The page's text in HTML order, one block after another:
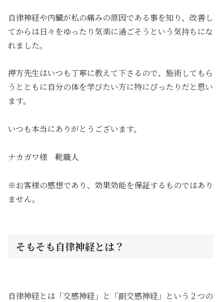
自律神経や内臓が私の痛みの原因である事を知り、改善し
てからは日々をゆったり気楽に過ごそうという気持ちにな
れました。
押方先生はいつも丁寧に教えて下さるので、施術してもら
うとともに自分の体を学びたい方に特にぴったりだと思い
ます。
いつも本当にありがとうございます。
ナカガワ様 靴職人
※お客様の感想であり、効果効能を保証するものではあり
ません。
そもそも自律神経とは？
自律神経とは「交感神経」と「副交感神経」という２つの